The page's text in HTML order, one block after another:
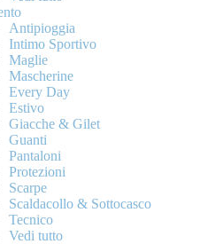
Antipioggia
Intimo Sportivo
Maglie
Mascherine
Every Day
Estivo
Giacche & Gilet
Guanti
Pantaloni
Protezioni
Scarpe
Scaldacollo & Sottocasco
Tecnico
Vedi tutto